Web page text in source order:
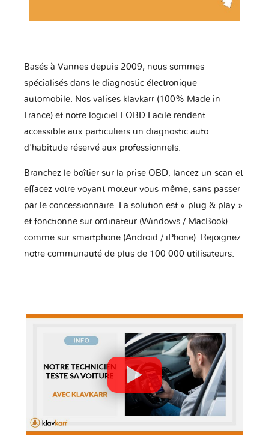
Basés à Vannes depuis 2009, nous sommes
spécialisés dans le diagnostic électronique
automobile. Nos valises klavkarr (100% Made in
France) et notre logiciel EOBD Facile rendent
accessible aux particuliers un diagnostic auto
d'habitude réservé aux professionnels.
Branchez le boîtier sur la prise OBD, lancez un scan et
effacez votre voyant moteur vous-même, sans passer
par le concessionnaire. La solution est « plug & play »
et fonctionne sur ordinateur (Windows / MacBook)
comme sur smartphone (Android / iPhone). Rejoignez
notre communauté de plus de 100 000 utilisateurs.